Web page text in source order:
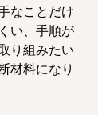
なことだけ
い、手順が
り組みたい
材料になり